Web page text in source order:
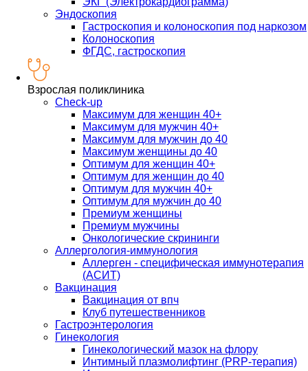
Эндоскопия
Гастроскопия и колоноскопия под наркозом
Колоноскопия
ФГДС, гастроскопия
Взрослая поликлиника
Check-up
Максимум для женщин 40+
Максимум для мужчин 40+
Максимум для мужчин до 40
Максимум женщины до 40
Оптимум для женщин 40+
Оптимум для женщин до 40
Оптимум для мужчин 40+
Оптимум для мужчин до 40
Премиум женщины
Премиум мужчины
Онкологические скрининги
Аллергология-иммунология
Аллерген - специфическая иммунотерапия
(АСИТ)
Вакцинация
Вакцинация от впч
Клуб путешественников
Гастроэнтерология
Гинекология
Гинекологический мазок на флору
Интимный плазмолифтинг (PRP-терапия)